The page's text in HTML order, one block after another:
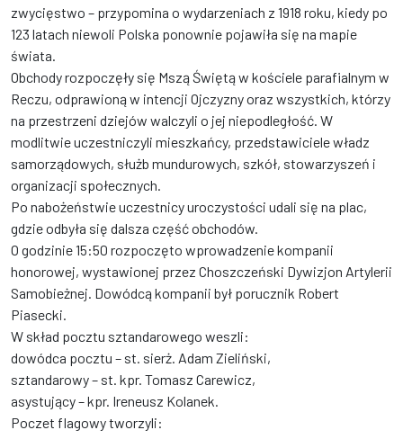
zwycięstwo – przypomina o wydarzeniach z 1918 roku, kiedy po
123 latach niewoli Polska ponownie pojawiła się na mapie
świata.
Obchody rozpoczęły się Mszą Świętą w kościele parafialnym w
Reczu, odprawioną w intencji Ojczyzny oraz wszystkich, którzy
na przestrzeni dziejów walczyli o jej niepodległość. W
modlitwie uczestniczyli mieszkańcy, przedstawiciele władz
samorządowych, służb mundurowych, szkół, stowarzyszeń i
organizacji społecznych.
Po nabożeństwie uczestnicy uroczystości udali się na plac,
gdzie odbyła się dalsza część obchodów.
O godzinie 15:50 rozpoczęto wprowadzenie kompanii
honorowej, wystawionej przez Choszczeński Dywizjon Artylerii
Samobieżnej. Dowódcą kompanii był porucznik Robert
Piasecki.
W skład pocztu sztandarowego weszli:
dowódca pocztu – st. sierż. Adam Zieliński,
sztandarowy – st. kpr. Tomasz Carewicz,
asystujący – kpr. Ireneusz Kolanek.
Poczet flagowy tworzyli: